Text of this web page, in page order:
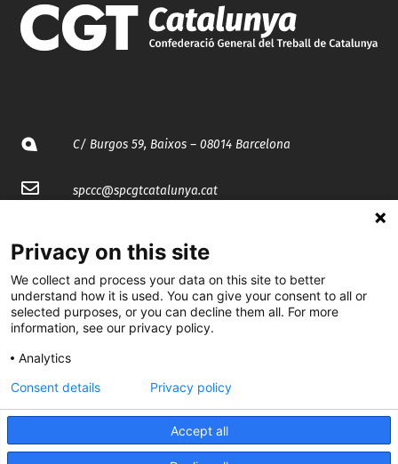
C/ Burgos 59, Baixos – 08014 Barcelona
spccc@spcgtcatalunya.cat
@CGTCatalunya
cgtcatalunya
CGTCatalunya
cgtcatalunya
Privacy on this site
We collect and process your data on this site to better
understand how it is used. You can give your consent to all or
selected purposes, or you can decline them all. For more
information, see our privacy policy.
Analytics
Accept all
Consent details Privacy policy